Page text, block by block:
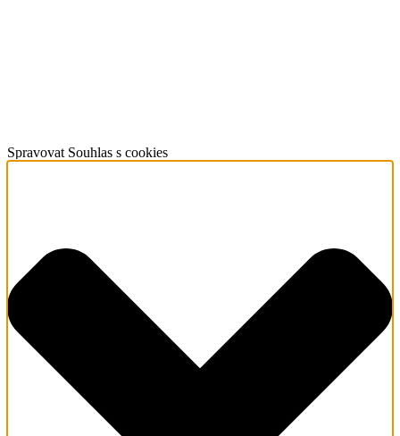
Spravovat Souhlas s cookies